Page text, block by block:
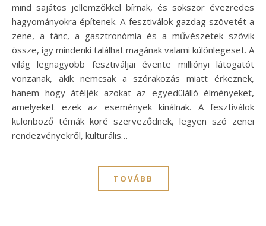
mind sajátos jellemzőkkel bírnak, és sokszor évezredes
hagyományokra építenek. A fesztiválok gazdag szövetét a
zene, a tánc, a gasztronómia és a művészetek szövik
össze, így mindenki találhat magának valami különlegeset. A
világ legnagyobb fesztiváljai évente milliónyi látogatót
vonzanak, akik nemcsak a szórakozás miatt érkeznek,
hanem hogy átéljék azokat az egyedülálló élményeket,
amelyeket ezek az események kínálnak. A fesztiválok
különböző témák köré szerveződnek, legyen szó zenei
rendezvényekről, kulturális…
TOVÁBB